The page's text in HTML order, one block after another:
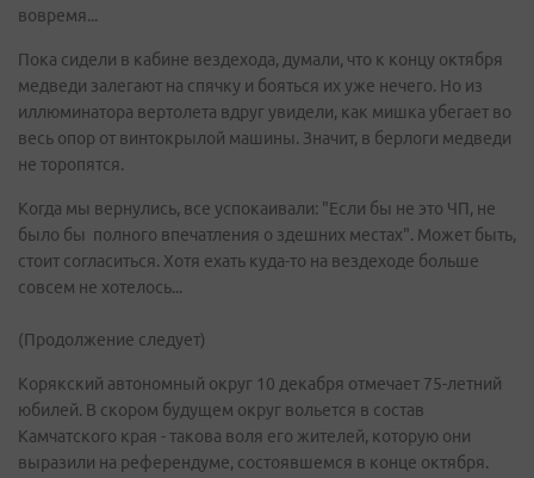
вовремя...
Пока сидели в кабине вездехода, думали, что к концу октября
медведи залегают на спячку и бояться их уже нечего. Но из
иллюминатора вертолета вдруг увидели, как мишка убегает во
весь опор от винтокрылой машины. Значит, в берлоги медведи
не торопятся.
Когда мы вернулись, все успокаивали: "Если бы не это ЧП, не
было бы полного впечатления о здешних местах". Может быть,
стоит согласиться. Хотя ехать куда-то на вездеходе больше
совсем не хотелось...
(Продолжение следует)
Корякский автономный округ 10 декабря отмечает 75-летний
юбилей. В скором будущем округ вольется в состав
Камчатского края - такова воля его жителей, которую они
выразили на референдуме, состоявшемся в конце октября.